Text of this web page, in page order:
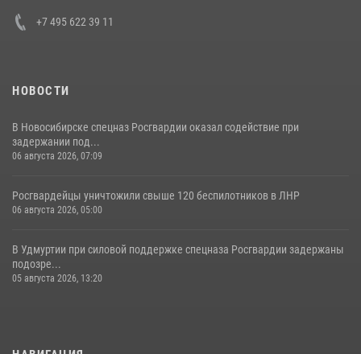
+7 495 622 39 11
НОВОСТИ
В Новосибирске спецназ Росгвардии оказал содействие при
задержании под...
06 августа 2026, 07:09
Росгвардейцы уничтожили свыше 120 беспилотников в ЛНР
06 августа 2026, 05:00
В Удмуртии при силовой поддержке спецназа Росгвардии задержаны
подозре...
05 августа 2026, 13:20